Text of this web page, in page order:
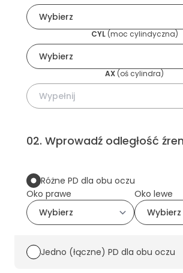
CYL(moc cylindyczna)
AX (oś cylindra)
02. Wprowadź odległość
Różne PD dla obu oczu
Oko prawe
Oko lewe
Jedno (łączne) PD dla obu oczu